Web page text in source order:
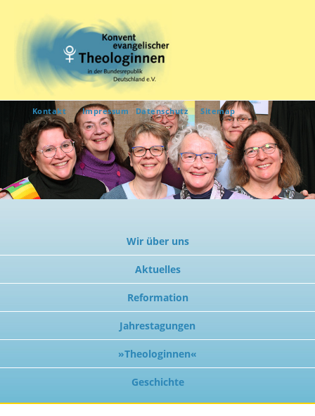
Kontakt Impressum Datenschutz Sitemap
Wir über uns
Aktuelles
Reformation
Jahrestagungen
»Theologinnen«
Geschichte